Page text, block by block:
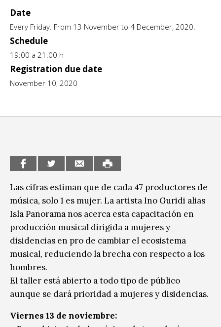
CCE en el interior/libros
Espacio itinerante de lectura infantil
Exposiciones
Formación
Género y Diversidad
Infantil y Juvenil
Medio Ambiente
Sin categoría
Date
Every Friday. From 13 November to 4 December, 2020.
Schedule
19:00 a 21:00 h
Registration due date
November 10, 2020
Las cifras estiman que de cada 47 productores de
música, solo 1 es mujer. La artista Ino Guridi alias
Isla Panorama nos acerca esta capacitación en
producción musical dirigida a mujeres y
disidencias en pro de cambiar el ecosistema
musical, reduciendo la brecha con respecto a los
hombres.
El taller está abierto a todo tipo de público
aunque se dará prioridad a mujeres y disidencias.
Viernes 13 de noviembre: